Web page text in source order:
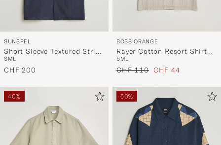
SUNSPEL
Short Sleeve Textured Stripe
Shirt Navy
SML
CHF 200
BOSS ORANGE
Rayer Cotton Resort Shirt
Beige
SML
Regulärer Preis
CHF 110 Reduzierter Preis
CHF 44
40% 50%